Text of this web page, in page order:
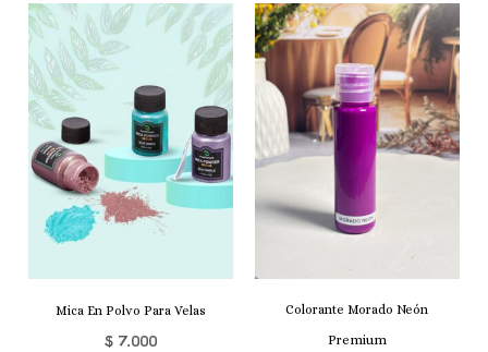
Mica En Polvo Para Velas
$ 7.000
Colorante Morado Neón
Premium